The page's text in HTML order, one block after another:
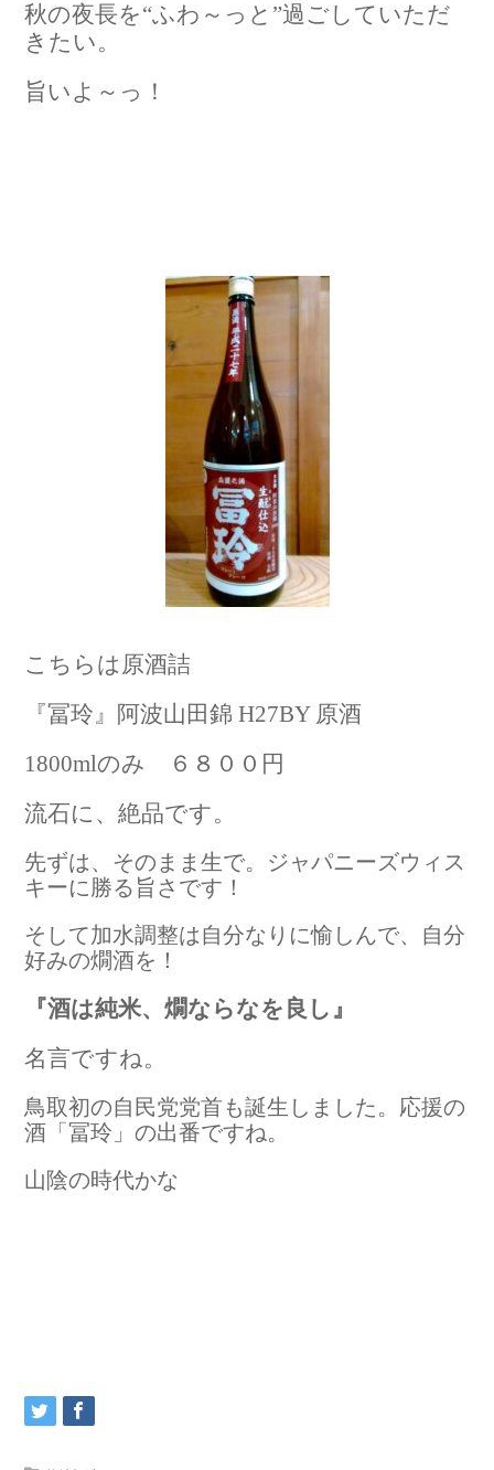
秋の夜長を“ふわ～っと”過ごしていただ
きたい。
旨いよ～っ！
こちらは原酒詰
『冨玲』阿波山田錦 H27BY 原酒
1800mlのみ ６８００円
流石に、絶品です。
先ずは、そのまま生で。ジャパニーズウィス
キーに勝る旨さです！
そして加水調整は自分なりに愉しんで、自分
好みの燗酒を！
『酒は純米、燗ならなを良し』
名言ですね。
鳥取初の自民党党首も誕生しました。応援の
酒「冨玲」の出番ですね。
山陰の時代かな